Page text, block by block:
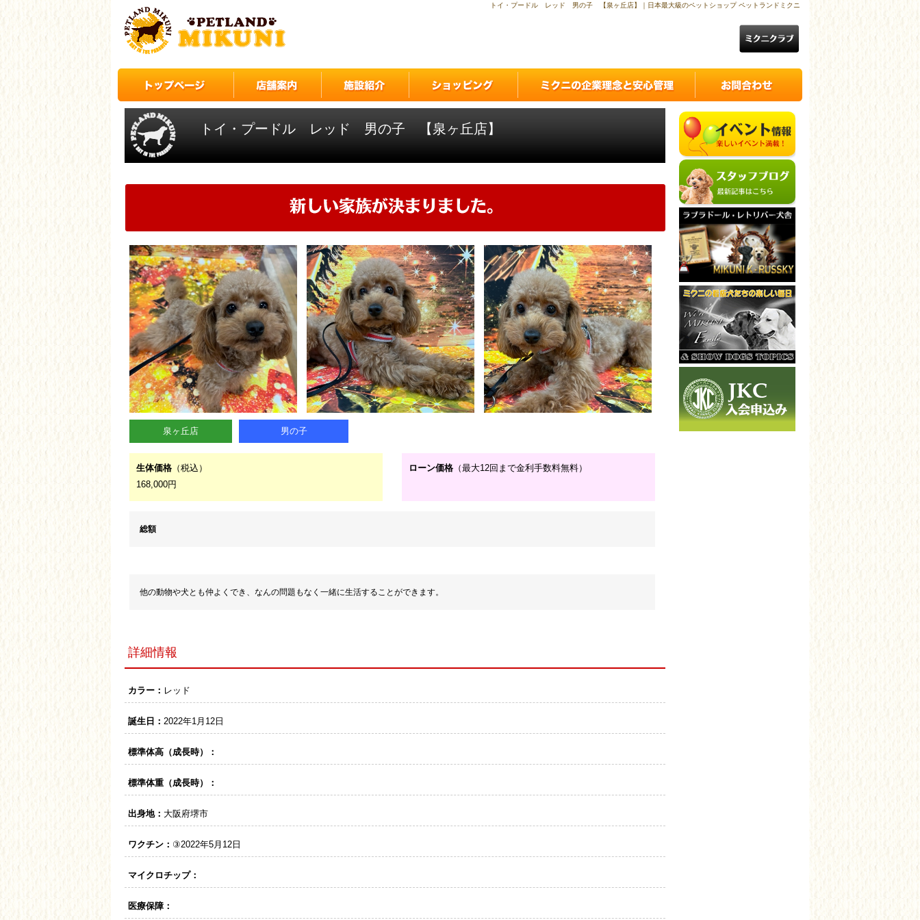
トイ・プードル レッド 男の子 【泉ヶ丘店】｜日本最大級のペットショップ ペットランドミクニ
トイ・プードル レッド 男の子 【泉ヶ丘店】
泉ヶ丘店 男の子
生体価格 （税込）
168,000円
ローン価格 （最大12回まで金利手数料無料）
総額
他の動物や犬とも仲よくでき、なんの問題もなく一緒に生活することができます。
詳細情報
カラー： レッド
誕生日： 2022年1月12日
標準体高（成長時）：
標準体重（成長時）：
出身地： 大阪府堺市
ワクチン： ③2022年5月12日
マイクロチップ：
医療保障：